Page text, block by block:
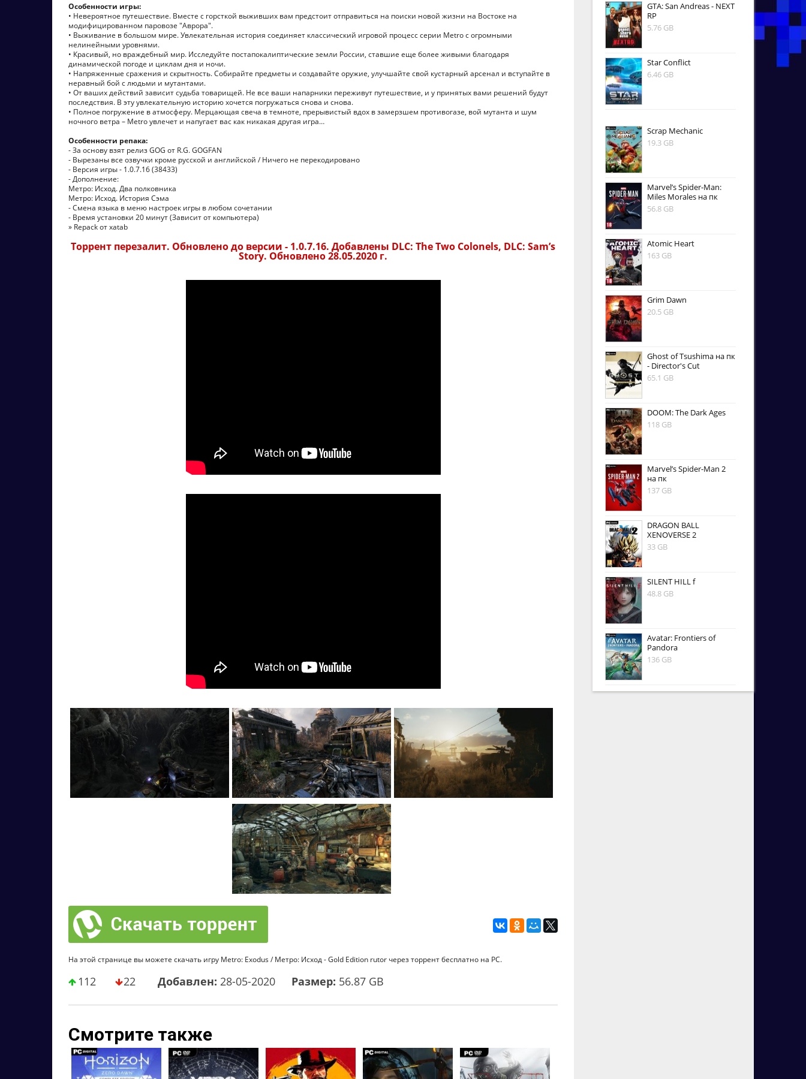
Особенности игры:
• Невероятное путешествие. Вместе с горсткой выживших вам предстоит отправиться на поиски новой жизни на Востоке на
модифицированном паровозе "Аврора".
• Выживание в большом мире. Увлекательная история соединяет классический игровой процесс серии Metro с огромными
нелинейными уровнями.
• Красивый, но враждебный мир. Исследуйте постапокалиптические земли России, ставшие еще более живыми благодаря
динамической погоде и циклам дня и ночи.
• Напряженные сражения и скрытность. Собирайте предметы и создавайте оружие, улучшайте свой кустарный арсенал и вступайте в
неравный бой с людьми и мутантами.
• От ваших действий зависит судьба товарищей. Не все ваши напарники переживут путешествие, и у принятых вами решений будут
последствия. В эту увлекательную историю хочется погружаться снова и снова.
• Полное погружение в атмосферу. Мерцающая свеча в темноте, прерывистый вдох в замерзшем противогазе, вой мутанта и шум
ночного ветра – Metro увлечет и напугает вас как никакая другая игра…
Особенности репака:
- За основу взят релиз GOG от R.G. GOGFAN
- Вырезаны все озвучки кроме русской и английской / Ничего не перекодировано
- Версия игры - 1.0.7.16 (38433)
- Дополнение:
Метро: Исход. Два полковника
Метро: Исход. История Сэма
- Смена языка в меню настроек игры в любом сочетании
- Время установки 20 минут (Зависит от компьютера)
» Repack от xatab
Торрент перезалит. Обновлено до версии - 1.0.7.16. Добавлены DLC: The Two Colonels, DLC: Sam’s
Story. Обновлено 28.05.2020 г.
На этой странице вы можете скачать игру Metro: Exodus / Метро: Исход - Gold Edition rutor через торрент бесплатно на PC.
112 22 Добавлен: 28-05-2020 Размер: 56.87 GB
Смотрите также
GTA: San Andreas - NEXT
RP
5.76 GB
Star Conflict
6.46 GB
Scrap Mechanic
19.3 GB
Marvel’s Spider-Man:
Miles Morales на пк
56.8 GB
Atomic Heart
163 GB
Grim Dawn
20.5 GB
Ghost of Tsushima на пк
- Director's Cut
65.1 GB
DOOM: The Dark Ages
118 GB
Marvel’s Spider-Man 2
на пк
137 GB
DRAGON BALL
XENOVERSE 2
33 GB
SILENT HILL f
48.8 GB
Avatar: Frontiers of
Pandora
136 GB